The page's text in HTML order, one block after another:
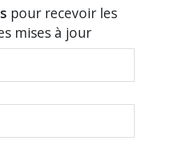
pour recevoir les
mises à jour